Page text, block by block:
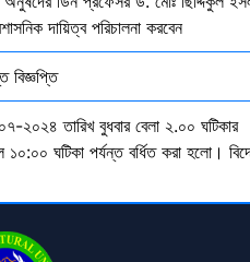
দায়িত্ব পরিচালনা করবেন
বিজ্ঞপ্তি
২০২৪ তারিখ বুধবার বেলা ২.০০ ঘটিকার
ঘটিকা পর্যন্ত বর্ধিত করা হলো।